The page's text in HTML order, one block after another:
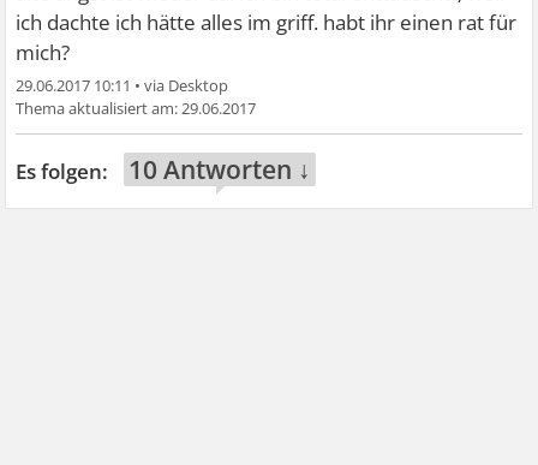
ich dachte ich hätte alles im griff. habt ihr einen rat für
mich?
29.06.2017 10:11 •
29.06.2017
10 Antworten ↓